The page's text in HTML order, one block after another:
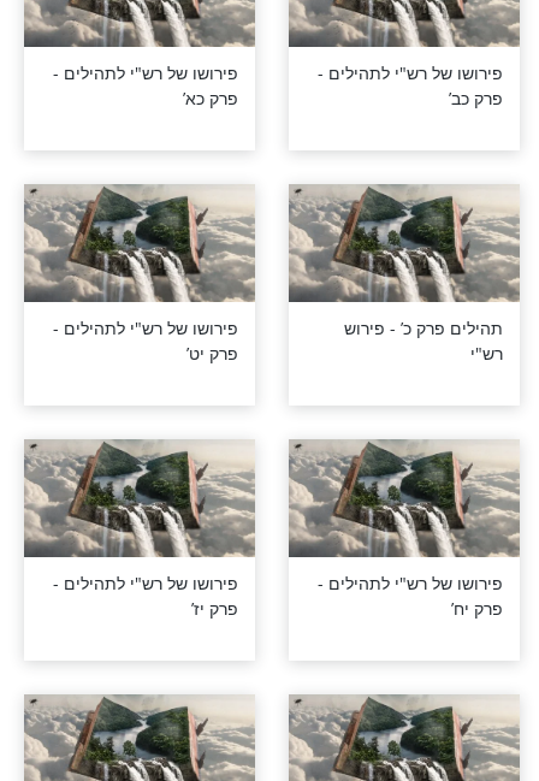
רש"י לתהילים -
פירושו של רש"י לתהילים -
פרק לא’
רש"י לתהילים -
פירושו של רש"י לתהילים -
פרק כט’
רש"י לתהילים -
פירושו של רש"י לתהילים -